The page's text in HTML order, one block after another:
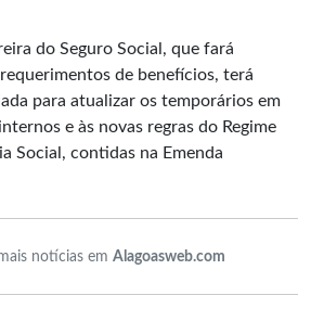
do Seguro Social, que fará
de benefícios, terá
para atualizar os temporários em
e às novas regras do Regime
Social, contidas na Emenda
notícias em Alagoasweb.com